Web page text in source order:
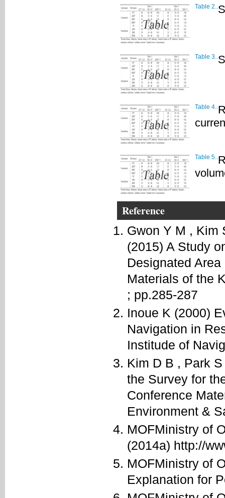
Table 2..
Table 3..
Table 4..
Table 5..
Reference
Gwon Y M , Kim
(2015) A Study
Designated
Materials of the
; pp.285-287
Inoue K (2000)
Navigation in
Institude of
Kim D B , Park
the Survey for
Conference
Environment &
MOFMinistry of
(2014a) http://
MOFMinistry of
Explanation for